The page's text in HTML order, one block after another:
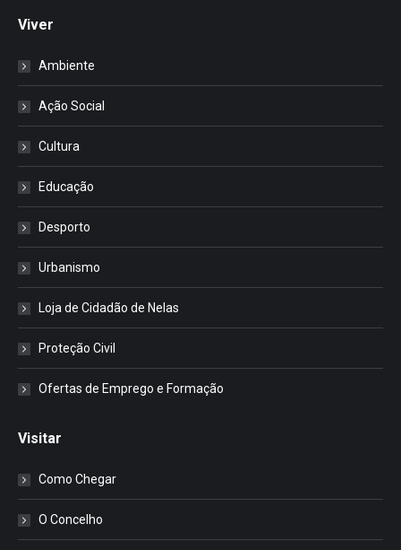
Viver
Ambiente
Ação Social
Cultura
Educação
Desporto
Urbanismo
Loja de Cidadão de Nelas
Proteção Civil
Ofertas de Emprego e Formação
Visitar
Como Chegar
O Concelho